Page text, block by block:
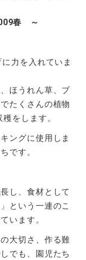
春 ～
力を入れていま
ほうれん草、ブ
たくさんの植物
をします。
ングに使用しま
です。
し、食材として
という一連のこ
います。
大切さ、作る難
でも、園児たち